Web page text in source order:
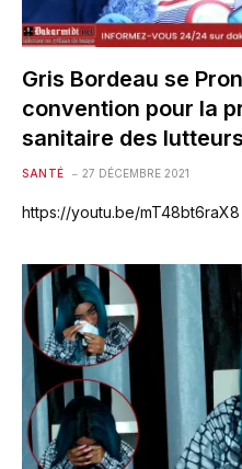
Gris Bordeau se
convention pour la
sanitaire des lutteurs
SANTÉ 27 DÉCEMBRE 2021
https://youtu.be/mT48bt6raX8